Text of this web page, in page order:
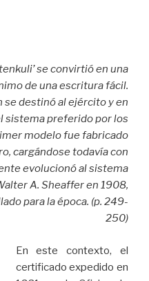
se convirtió en una
de una escritura fácil.
se destinó al ejército y en
sistema preferido por los
modelo fue fabricado
cargándose todavía con
evolucionó al sistema
A. Sheaffer en 1908,
para la época. (p. 249-
250)
En este contexto, el
certificado expedido en